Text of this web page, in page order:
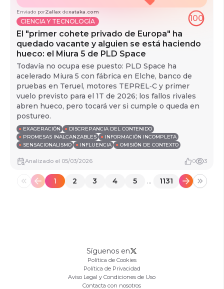
Enviado porZallax dexataka.com
CIENCIA Y TECNOLOGÍA 100
El "primer cohete privado de Europa" ha
quedado vacante y alguien se está haciendo
hueco: el Miura 5 de PLD Space
Todavía no ocupa ese puesto: PLD Space ha
acelerado Miura 5 con fábrica en Elche, banco de
pruebas en Teruel, motores TEPREL‑C y primer
vuelo previsto para el 1T de 2026; los fallos rivales
abren hueco, pero tocará ver si cumple o queda en
postureo.
● EXAGERACIÓN ● DISCREPANCIA DEL CONTENIDO
● PROMESAS INALCANZABLES ● INFORMACIÓN INCOMPLETA
● SENSACIONALISMO ● INFLUENCIA ● OMISIÓN DE CONTEXTO
Analizado el 05/03/2026 0 3
1 2 3 4 5 ... 1131
Síguenos en
Política de Cookies
Política de Privacidad
Aviso Legal y Condiciones de Uso
Contacta con nosotros